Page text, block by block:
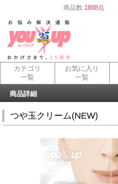
商品数:1888点
カテゴリ
一覧
お気に入り
一覧
商品詳細
つや玉クリーム(NEW)